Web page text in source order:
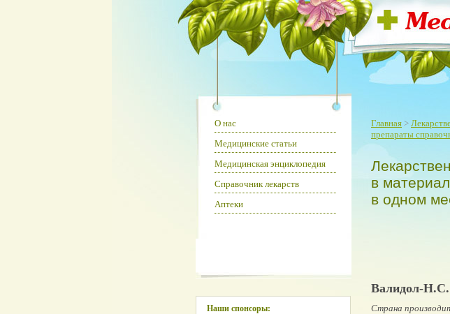
Главная >
препараты
в
в одном
Валидол-
Страна
О нас
Медицинские статьи
Медицинская энциклопедия
Справочник лекарств
Аптеки
Наши спонсоры: